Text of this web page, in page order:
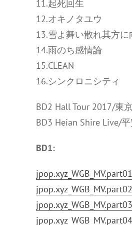
11.起死回⽣
12.オキノタユウ
13.雪よ舞い散れ其⽅に
14.⾬のち感情論
15.CLEAN
16.シンクロニシティ
BD2 Hall Tour 2017/東
BD3 Heian Shire Live/
BD1: